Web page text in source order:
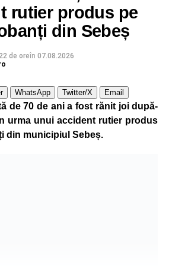
rutier produs pe
din Sebeș
de oreîn 07.08.2026
WhatsApp Twitter/X Email
de 70 de ani a fost rănit joi după-
urma unui accident rutier produs
din municipiul Sebeș.